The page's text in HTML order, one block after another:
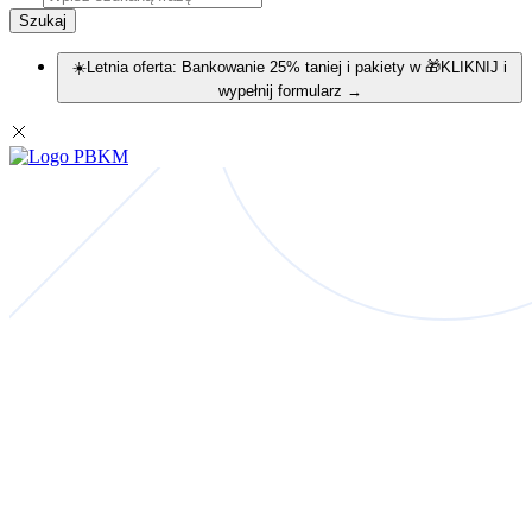
Szukaj
☀️Letnia oferta: Bankowanie 25% taniej i pakiety w 🎁KLIKNIJ i
wypełnij formularz →